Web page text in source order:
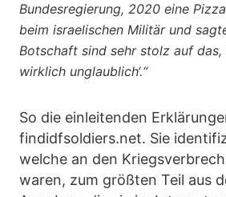
Bundesregierung, 2020 eine
beim israelischen Militär und
Botschaft sind sehr stolz auf das,
wirklich unglaublich‘.“
So die einleitenden
findidfsoldiers.net. Sie
welche an den
waren, zum größten Teil aus